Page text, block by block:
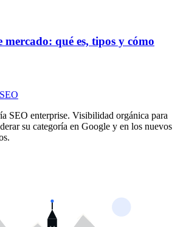
mercado: qué es, tipos y cómo
SEO
SEO enterprise. Visibilidad orgánica para
su categoría en Google y en los nuevos